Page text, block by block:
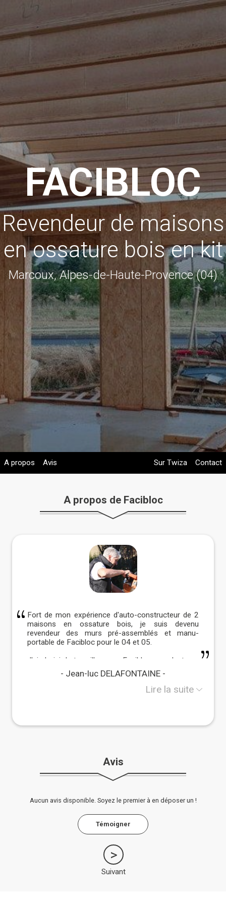
FACIBLOC
Revendeur de maisons
en ossature bois en kit
Marcoux, Alpes-de-Haute-Provence (04)
A propos Avis Sur Twiza Contact
A propos de Facibloc
Fort de mon expérience d'auto-constructeur de 2
maisons en ossature bois, je suis devenu
revendeur des murs pré-assemblés et manu-
portable de Facibloc pour le 04 et 05.
J'ai choisi de travailler avec Facibloc, car c'est une
conception française avec un assemblage à
Clermont-Ferrand.
Dans les maisons en kit, rare sont ceux qui mettent
intérieure en paille.
Jean-luc DELAFONTAINE
Lire la suite
Avis
Aucun avis disponible. Soyez le premier à en déposer un !
Témoigner
Suivant